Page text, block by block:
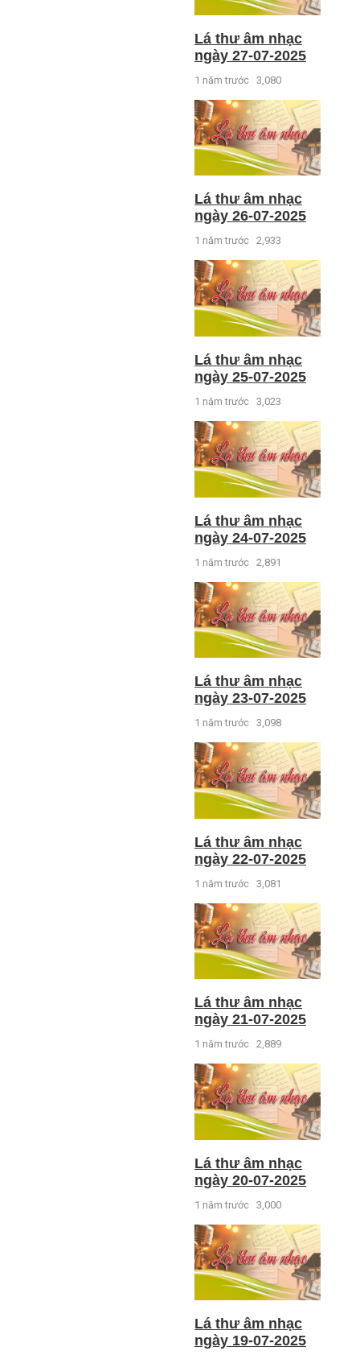
Lá thư âm nhạc
ngày 27-07-2025
1 năm trước 3,080
Lá thư âm nhạc
ngày 26-07-2025
1 năm trước 2,933
Lá thư âm nhạc
ngày 25-07-2025
1 năm trước 3,023
Lá thư âm nhạc
ngày 24-07-2025
1 năm trước 2,891
Lá thư âm nhạc
ngày 23-07-2025
1 năm trước 3,098
Lá thư âm nhạc
ngày 22-07-2025
1 năm trước 3,081
Lá thư âm nhạc
ngày 21-07-2025
1 năm trước 2,889
Lá thư âm nhạc
ngày 20-07-2025
1 năm trước 3,000
Lá thư âm nhạc
ngày 19-07-2025